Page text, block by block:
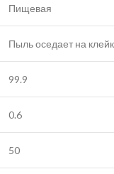
Пищевая
Пыль оседает на
99.9
0.6
50